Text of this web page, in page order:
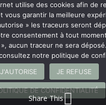
cher Client, les ventes
suspendues mais nous
! À très vite !Ignorer
aussi sur :
- Agence Web &
Mans
Share This
utilise des cookies afin de
vous garantir la meilleure
» les traceurs seront
consentement à tout
aucun traceur ne sera
notre politique de
J'AUTORISE
JE REFUSE
DE CONFIDENTIALITÉ